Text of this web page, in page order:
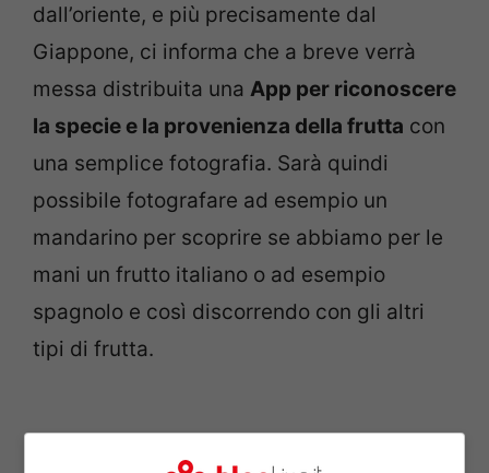
dall’oriente, e più precisamente dal
Giappone, ci informa che a breve verrà
messa distribuita una App per riconoscere
la specie e la provenienza della frutta con
una semplice fotografia. Sarà quindi
possibile fotografare ad esempio un
mandarino per scoprire se abbiamo per le
mani un frutto italiano o ad esempio
spagnolo e così discorrendo con gli altri
tipi di frutta.